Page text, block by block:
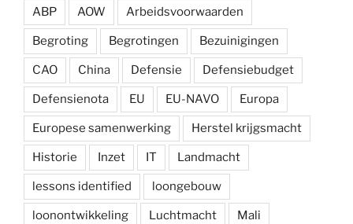
ABP AOW Arbeidsvoorwaarden
Begroting Begrotingen Bezuinigingen
CAO China Defensie Defensiebudget
Defensienota EU EU-NAVO Europa
Europese samenwerking Herstel krijgsmacht
Historie Inzet IT Landmacht
lessons identified loongebouw
loonontwikkeling Luchtmacht Mali